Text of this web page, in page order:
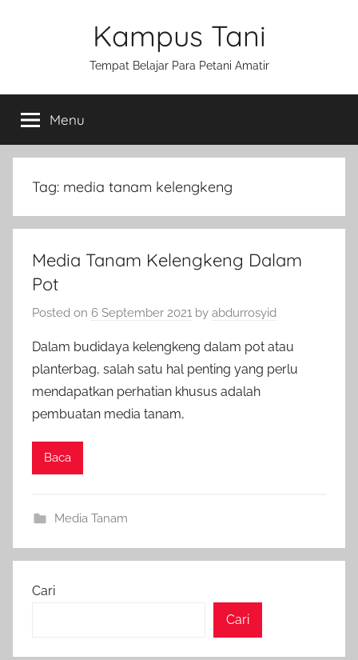
Kampus Tani
Tempat Belajar Para Petani Amatir
Menu
Tag: media tanam kelengkeng
Media Tanam Kelengkeng Dalam
Pot
Posted on 6 September 2021 by abdurrosyid
Dalam budidaya kelengkeng dalam pot atau
planterbag, salah satu hal penting yang perlu
mendapatkan perhatian khusus adalah
pembuatan media tanam,
Baca
Media Tanam
Cari
Cari